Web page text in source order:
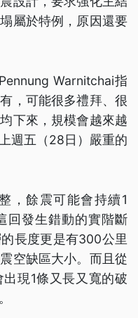
屬於特例，原因還要
Warnitchai指
，可能很多禮拜、很
下來，規模會越來越
週五（28日）嚴重的
，餘震可能會持續1
回發生錯動的實階斷
長度更是有300公里
空缺區大小。而且從
現1條又長又寬的破